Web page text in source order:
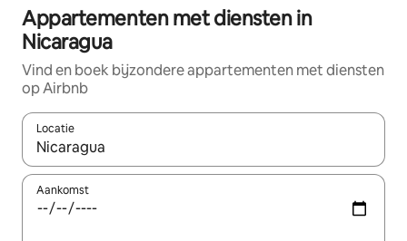
Appartementen met diensten in
Nicaragua
Vind en boek bijzondere appartementen met diensten
op Airbnb
Locatie
Wanneer er resultaten beschikbaar zijn, maak je een keuze
Aankomst